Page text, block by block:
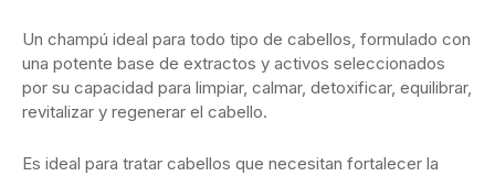
Un champú ideal para todo tipo de cabellos, formulado con
una potente base de extractos y activos seleccionados
por su capacidad para limpiar, calmar, detoxificar, equilibrar,
revitalizar y regenerar el cabello.
Es ideal para tratar cabellos que necesitan fortalecer la